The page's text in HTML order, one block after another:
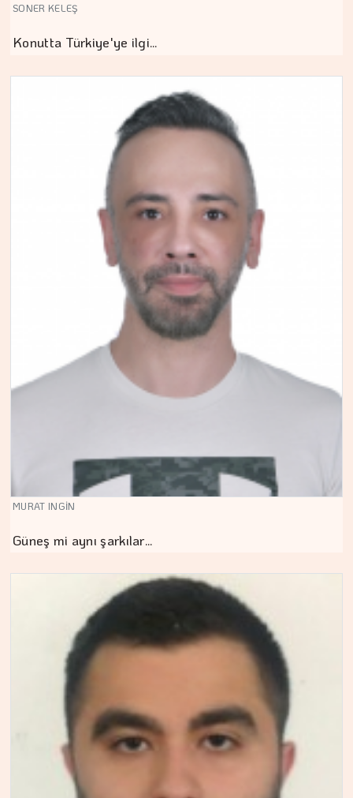
SONER KELEŞ
Konutta Türkiye'ye ilgi…
MURAT INGİN
Güneş mi aynı şarkılar…